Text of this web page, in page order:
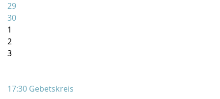
29
30
1
2
3
17:30 Gebetskreis